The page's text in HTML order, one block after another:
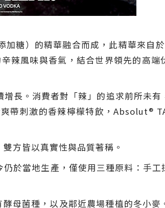
糖）的精華融合而成，此精華來自於
辣風味與香氣，結合世界領先的高端
長。消費者對「辣」的追求前所未
帶刺激的香辣檸檬特飲，Absolut®
方皆以真實性與品質著稱。
於當地生產，僅使用三種原料：手
母菌種，以及鄰近農場種植的冬小麥